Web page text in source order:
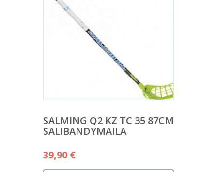
SALMING Q2 KZ TC 35 87CM
SALIBANDYMAILA
39,90 €